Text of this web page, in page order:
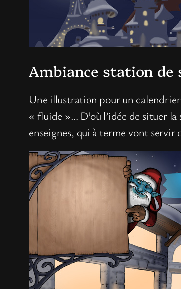
Ambiance station
Une illustration pour un
« fluide »… D’où l’idée de situer
enseignes, qui à terme vont servir